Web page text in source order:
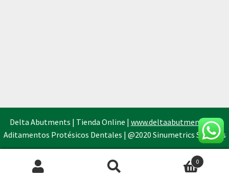
Delta Abutments | Tienda Online | www.deltaabutments.es|
Aditamentos Protésicos Dentales | @2020 Sinumetrics Systems
Búsqueda
0